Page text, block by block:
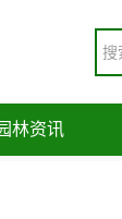
林资讯